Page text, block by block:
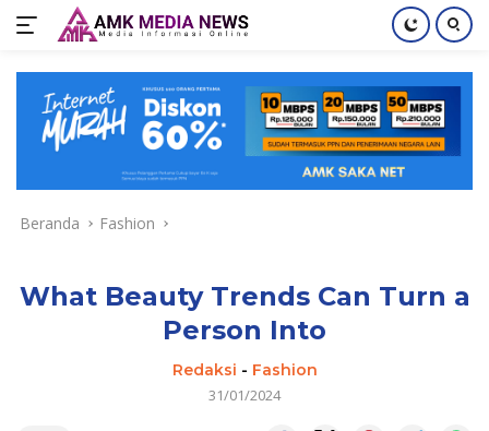
konten
Beranda Fashion
What Beauty Trends Can Turn a
Person Into
Redaksi - Fashion
31/01/2024